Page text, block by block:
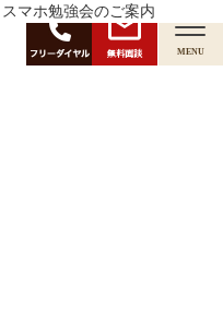
無料面談 MENU
マホ勉強会のご案内